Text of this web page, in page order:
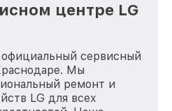
центре LG
сервисный
Мы
ремонт и
LG для всех